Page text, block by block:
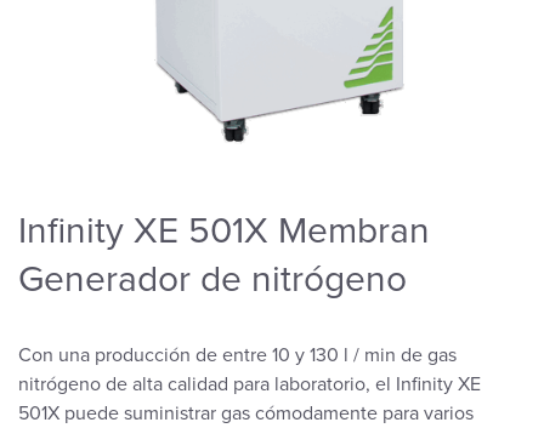
Infinity XE 501X Membran
Generador de nitrógeno
Con una producción de entre 10 y 130 l / min de gas
nitrógeno de alta calidad para laboratorio, el Infinity XE
501X puede suministrar gas cómodamente para varios